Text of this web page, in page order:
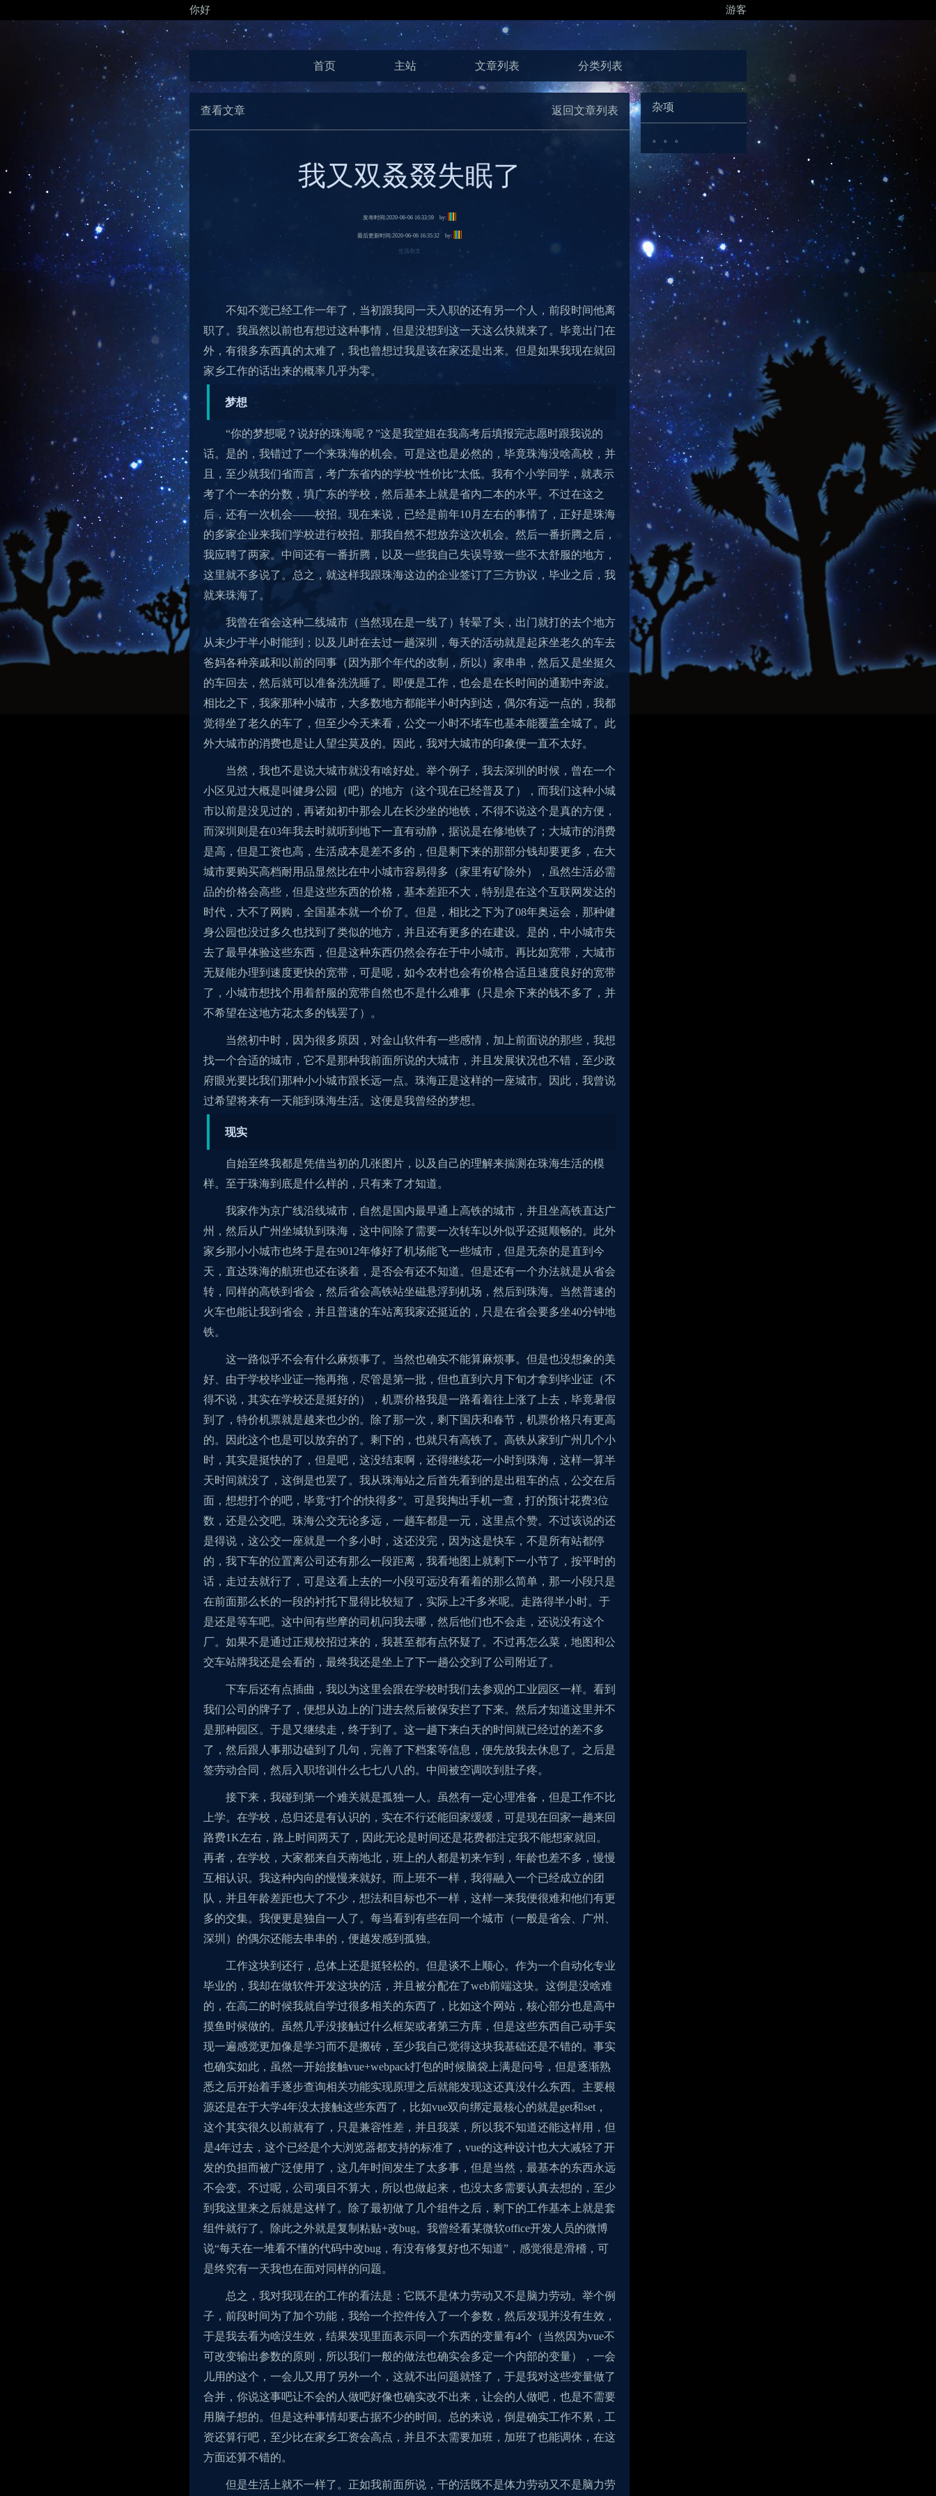
你好 游客
首页 主站 文章列表 分类列表
查看文章 返回文章列表
我又双叒叕失眠了
发布时间:2020-06-06 16:33:59 by:
最后更新时间:2020-06-06 16:35:32 by:
生活杂文
不知不觉已经工作一年了，当初跟我同一天入职的还有另一个人，前段时间他离
职了。我虽然以前也有想过这种事情，但是没想到这一天这么快就来了。毕竟出门在
外，有很多东西真的太难了，我也曾想过我是该在家还是出来。但是如果我现在就回
家乡工作的话出来的概率几乎为零。
梦想
“你的梦想呢？说好的珠海呢？”这是我堂姐在我高考后填报完志愿时跟我说的
话。是的，我错过了一个来珠海的机会。可是这也是必然的，毕竟珠海没啥高校，并
且，至少就我们省而言，考广东省内的学校“性价比”太低。我有个小学同学，就表示
考了个一本的分数，填广东的学校，然后基本上就是省内二本的水平。不过在这之
后，还有一次机会——校招。现在来说，已经是前年10月左右的事情了，正好是珠海
的多家企业来我们学校进行校招。那我自然不想放弃这次机会。然后一番折腾之后，
我应聘了两家。中间还有一番折腾，以及一些我自己失误导致一些不太舒服的地方，
这里就不多说了。总之，就这样我跟珠海这边的企业签订了三方协议，毕业之后，我
就来珠海了。
我曾在省会这种二线城市（当然现在是一线了）转晕了头，出门就打的去个地方
从未少于半小时能到；以及儿时在去过一趟深圳，每天的活动就是起床坐老久的车去
爸妈各种亲戚和以前的同事（因为那个年代的改制，所以）家串串，然后又是坐挺久
的车回去，然后就可以准备洗洗睡了。即便是工作，也会是在长时间的通勤中奔波。
相比之下，我家那种小城市，大多数地方都能半小时内到达，偶尔有远一点的，我都
觉得坐了老久的车了，但至少今天来看，公交一小时不堵车也基本能覆盖全城了。此
外大城市的消费也是让人望尘莫及的。因此，我对大城市的印象便一直不太好。
当然，我也不是说大城市就没有啥好处。举个例子，我去深圳的时候，曾在一个
小区见过大概是叫健身公园（吧）的地方（这个现在已经普及了），而我们这种小城
市以前是没见过的，再诸如初中那会儿在长沙坐的地铁，不得不说这个是真的方便，
而深圳则是在03年我去时就听到地下一直有动静，据说是在修地铁了；大城市的消费
是高，但是工资也高，生活成本是差不多的，但是剩下来的那部分钱却要更多，在大
城市要购买高档耐用品显然比在中小城市容易得多（家里有矿除外），虽然生活必需
品的价格会高些，但是这些东西的价格，基本差距不大，特别是在这个互联网发达的
时代，大不了网购，全国基本就一个价了。但是，相比之下为了08年奥运会，那种健
身公园也没过多久也找到了类似的地方，并且还有更多的在建设。是的，中小城市失
去了最早体验这些东西，但是这种东西仍然会存在于中小城市。再比如宽带，大城市
无疑能办理到速度更快的宽带，可是呢，如今农村也会有价格合适且速度良好的宽带
了，小城市想找个用着舒服的宽带自然也不是什么难事（只是余下来的钱不多了，并
不希望在这地方花太多的钱罢了）。
当然初中时，因为很多原因，对金山软件有一些感情，加上前面说的那些，我想
找一个合适的城市，它不是那种我前面所说的大城市，并且发展状况也不错，至少政
府眼光要比我们那种小小城市跟长远一点。珠海正是这样的一座城市。因此，我曾说
过希望将来有一天能到珠海生活。这便是我曾经的梦想。
现实
自始至终我都是凭借当初的几张图片，以及自己的理解来揣测在珠海生活的模
样。至于珠海到底是什么样的，只有来了才知道。
我家作为京广线沿线城市，自然是国内最早通上高铁的城市，并且坐高铁直达广
州，然后从广州坐城轨到珠海，这中间除了需要一次转车以外似乎还挺顺畅的。此外
家乡那小小城市也终于是在9012年修好了机场能飞一些城市，但是无奈的是直到今
天，直达珠海的航班也还在谈着，是否会有还不知道。但是还有一个办法就是从省会
转，同样的高铁到省会，然后省会高铁站坐磁悬浮到机场，然后到珠海。当然普速的
火车也能让我到省会，并且普速的车站离我家还挺近的，只是在省会要多坐40分钟地
铁。
这一路似乎不会有什么麻烦事了。当然也确实不能算麻烦事。但是也没想象的美
好、由于学校毕业证一拖再拖，尽管是第一批，但也直到六月下旬才拿到毕业证（不
得不说，其实在学校还是挺好的），机票价格我是一路看着往上涨了上去，毕竟暑假
到了，特价机票就是越来也少的。除了那一次，剩下国庆和春节，机票价格只有更高
的。因此这个也是可以放弃的了。剩下的，也就只有高铁了。高铁从家到广州几个小
时，其实是挺快的了，但是吧，这没结束啊，还得继续花一小时到珠海，这样一算半
天时间就没了，这倒是也罢了。我从珠海站之后首先看到的是出租车的点，公交在后
面，想想打个的吧，毕竟“打个的快得多”。可是我掏出手机一查，打的预计花费3位
数，还是公交吧。珠海公交无论多远，一趟车都是一元，这里点个赞。不过该说的还
是得说，这公交一座就是一个多小时，这还没完，因为这是快车，不是所有站都停
的，我下车的位置离公司还有那么一段距离，我看地图上就剩下一小节了，按平时的
话，走过去就行了，可是这看上去的一小段可远没有看着的那么简单，那一小段只是
在前面那么长的一段的衬托下显得比较短了，实际上2千多米呢。走路得半小时。于
是还是等车吧。这中间有些摩的司机问我去哪，然后他们也不会走，还说没有这个
厂。如果不是通过正规校招过来的，我甚至都有点怀疑了。不过再怎么菜，地图和公
交车站牌我还是会看的，最终我还是坐上了下一趟公交到了公司附近了。
下车后还有点插曲，我以为这里会跟在学校时我们去参观的工业园区一样。看到
我们公司的牌子了，便想从边上的门进去然后被保安拦了下来。然后才知道这里并不
是那种园区。于是又继续走，终于到了。这一趟下来白天的时间就已经过的差不多
了，然后跟人事那边磕到了几句，完善了下档案等信息，便先放我去休息了。之后是
签劳动合同，然后入职培训什么七七八八的。中间被空调吹到肚子疼。
接下来，我碰到第一个难关就是孤独一人。虽然有一定心理准备，但是工作不比
上学。在学校，总归还是有认识的，实在不行还能回家缓缓，可是现在回家一趟来回
路费1K左右，路上时间两天了，因此无论是时间还是花费都注定我不能想家就回。
再者，在学校，大家都来自天南地北，班上的人都是初来乍到，年龄也差不多，慢慢
互相认识。我这种内向的慢慢来就好。而上班不一样，我得融入一个已经成立的团
队，并且年龄差距也大了不少，想法和目标也不一样，这样一来我便很难和他们有更
多的交集。我便更是独自一人了。每当看到有些在同一个城市（一般是省会、广州、
深圳）的偶尔还能去串串的，便越发感到孤独。
工作这块到还行，总体上还是挺轻松的。但是谈不上顺心。作为一个自动化专业
毕业的，我却在做软件开发这块的活，并且被分配在了web前端这块。这倒是没啥难
的，在高二的时候我就自学过很多相关的东西了，比如这个网站，核心部分也是高中
摸鱼时候做的。虽然几乎没接触过什么框架或者第三方库，但是这些东西自己动手实
现一遍感觉更加像是学习而不是搬砖，至少我自己觉得这块我基础还是不错的。事实
也确实如此，虽然一开始接触vue+webpack打包的时候脑袋上满是问号，但是逐渐熟
悉之后开始着手逐步查询相关功能实现原理之后就能发现这还真没什么东西。主要根
源还是在于大学4年没太接触这些东西了，比如vue双向绑定最核心的就是get和set，
这个其实很久以前就有了，只是兼容性差，并且我菜，所以我不知道还能这样用，但
是4年过去，这个已经是个大浏览器都支持的标准了，vue的这种设计也大大减轻了开
发的负担而被广泛使用了，这几年时间发生了太多事，但是当然，最基本的东西永远
不会变。不过呢，公司项目不算大，所以也做起来，也没太多需要认真去想的，至少
到我这里来之后就是这样了。除了最初做了几个组件之后，剩下的工作基本上就是套
组件就行了。除此之外就是复制粘贴+改bug。我曾经看某微软office开发人员的微博
说“每天在一堆看不懂的代码中改bug，有没有修复好也不知道”，感觉很是滑稽，可
是终究有一天我也在面对同样的问题。
总之，我对我现在的工作的看法是：它既不是体力劳动又不是脑力劳动。举个例
子，前段时间为了加个功能，我给一个控件传入了一个参数，然后发现并没有生效，
于是我去看为啥没生效，结果发现里面表示同一个东西的变量有4个（当然因为vue不
可改变输出参数的原则，所以我们一般的做法也确实会多定一个内部的变量），一会
儿用的这个，一会儿又用了另外一个，这就不出问题就怪了，于是我对这些变量做了
合并，你说这事吧让不会的人做吧好像也确实改不出来，让会的人做吧，也是不需要
用脑子想的。但是这种事情却要占据不少的时间。总的来说，倒是确实工作不累，工
资还算行吧，至少比在家乡工资会高点，并且不太需要加班，加班了也能调休，在这
方面还算不错的。
但是生活上就不一样了。正如我前面所说，干的活既不是体力劳动又不是脑力劳
杂项
。。。